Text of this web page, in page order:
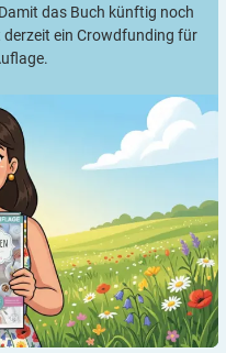
das Buch künftig noch
derzeit ein Crowdfunding für